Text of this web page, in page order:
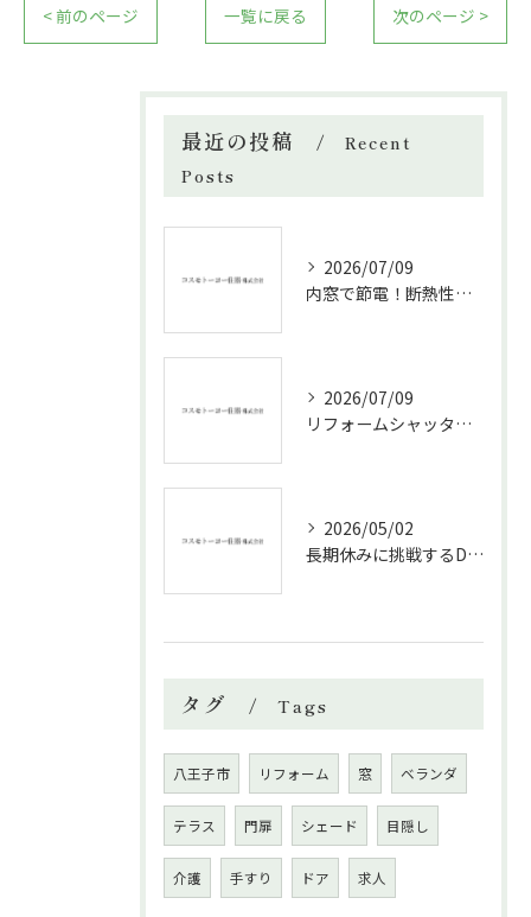
< 前のページ 一覧に戻る 次のページ >
最近の投稿
Recent
Posts
2026/07/09
内窓で節電！断熱性能と補助金活用法
2026/07/09
リフォームシャッターで叶える台風対策の効果的方法
2026/05/02
長期休みに挑戦するDIYリフォームの極意
タグ Tags
八王子市 リフォーム 窓 ベランダ
テラス 門扉 シェード 目隠し
介護 手すり ドア 求人